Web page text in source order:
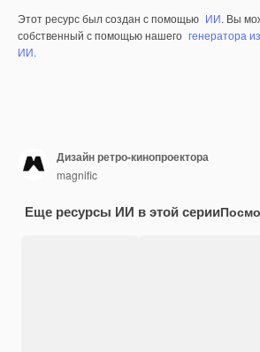
Этот ресурс был создан с помощью ИИ. Вы
собственный с помощью нашего генератора
ИИ.
Дизайн ретро-кинопроектора
magnific
Еще ресурсы ИИ в этой серии